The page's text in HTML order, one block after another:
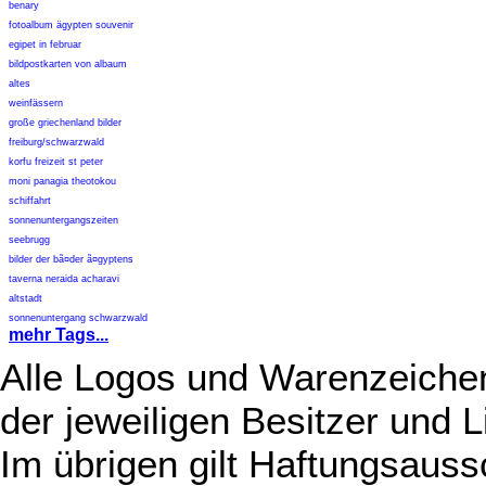
benary
fotoalbum ägypten souvenir
egipet in februar
bildpostkarten von albaum
altes
weinfässern
große griechenland bilder
freiburg/schwarzwald
korfu freizeit st peter
moni panagia theotokou
schiffahrt
sonnenuntergangszeiten
seebrugg
bilder der bã¤der ã¤gyptens
taverna neraida acharavi
altstadt
sonnenuntergang schwarzwald
mehr Tags...
Alle Logos und
der jeweiligen Besitzer und
Im übrigen gilt